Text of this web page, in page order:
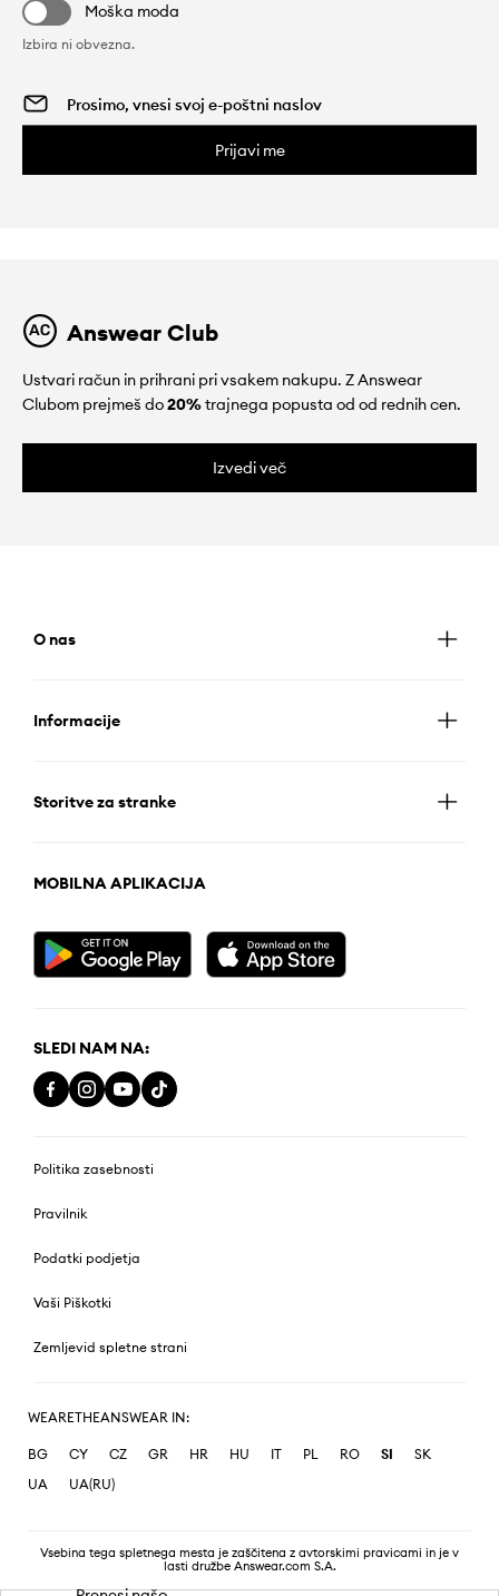
Moška moda
Izbira ni obvezna.
Prijavi me
Answear Club
Ustvari račun in prihrani pri vsakem nakupu. Z Answear
Clubom prejmeš do20%trajnega popusta od od rednih cen.
Izvedi več
O nas
Informacije
Storitve za stranke
MOBILNA APLIKACIJA
SLEDI NAM NA:
Politika zasebnosti
Pravilnik
Podatki podjetja
Vaši Piškotki
Zemljevid spletne strani
WEARETHEANSWEAR IN:
BG CY CZ GR HR HU IT PL RO SI
SK
UA
UA(RU)
Vsebina tega spletnega mesta je zaščitena z avtorskimi pravicami in je v
lasti družbe Answear.com S.A.